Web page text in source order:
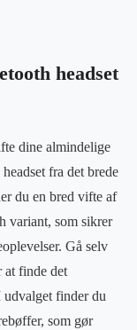
headset
dine almindelige
fra det brede
du en bred vifte af
variant, som sikrer
Gå selv
at finde det
udvalget finder du
som gør